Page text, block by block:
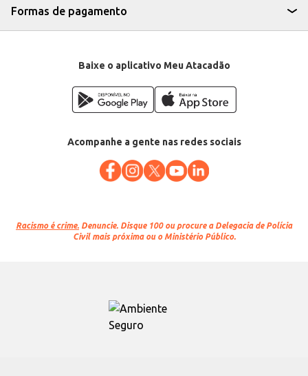
Formas de pagamento
Baixe o aplicativo Meu Atacadão
Acompanhe a gente nas redes sociais
Racismo é crime. Denuncie. Disque 100 ou procure a Delegacia de Polícia
Civil mais próxima ou o Ministério Público.